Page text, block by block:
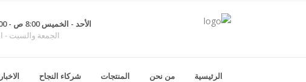
الأحد - الخميس 8:00 ص - 4:00 م
الجمعة والسبت -
الاخبار شركاء النجاح المنتجات من نحن الرئيسية